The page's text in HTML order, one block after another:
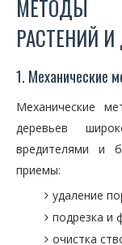
МЕТОДЫ
РАСТЕНИЙ
1. Механические
Механические
деревьев
вредителями и
приемы:
удаление
подрезка и
очистка